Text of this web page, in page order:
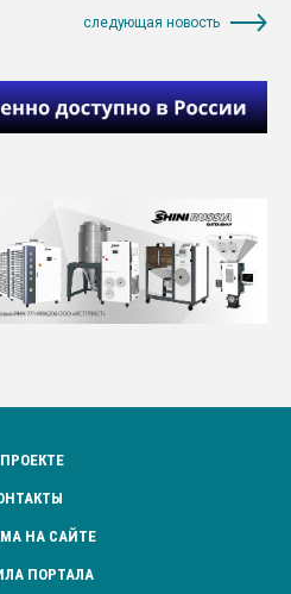
следующая новость
НА САЙТЕ
ПОРТАЛА